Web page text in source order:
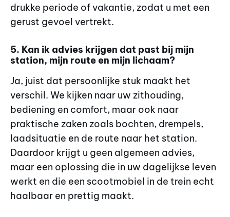
drukke periode of vakantie, zodat u met een
gerust gevoel vertrekt.
5. Kan ik advies krijgen dat past bij mijn
station, mijn route en mijn lichaam?
Ja, juist dat persoonlijke stuk maakt het
verschil. We kijken naar uw zithouding,
bediening en comfort, maar ook naar
praktische zaken zoals bochten, drempels,
laadsituatie en de route naar het station.
Daardoor krijgt u geen algemeen advies,
maar een oplossing die in uw dagelijkse leven
werkt en die een scootmobiel in de trein echt
haalbaar en prettig maakt.